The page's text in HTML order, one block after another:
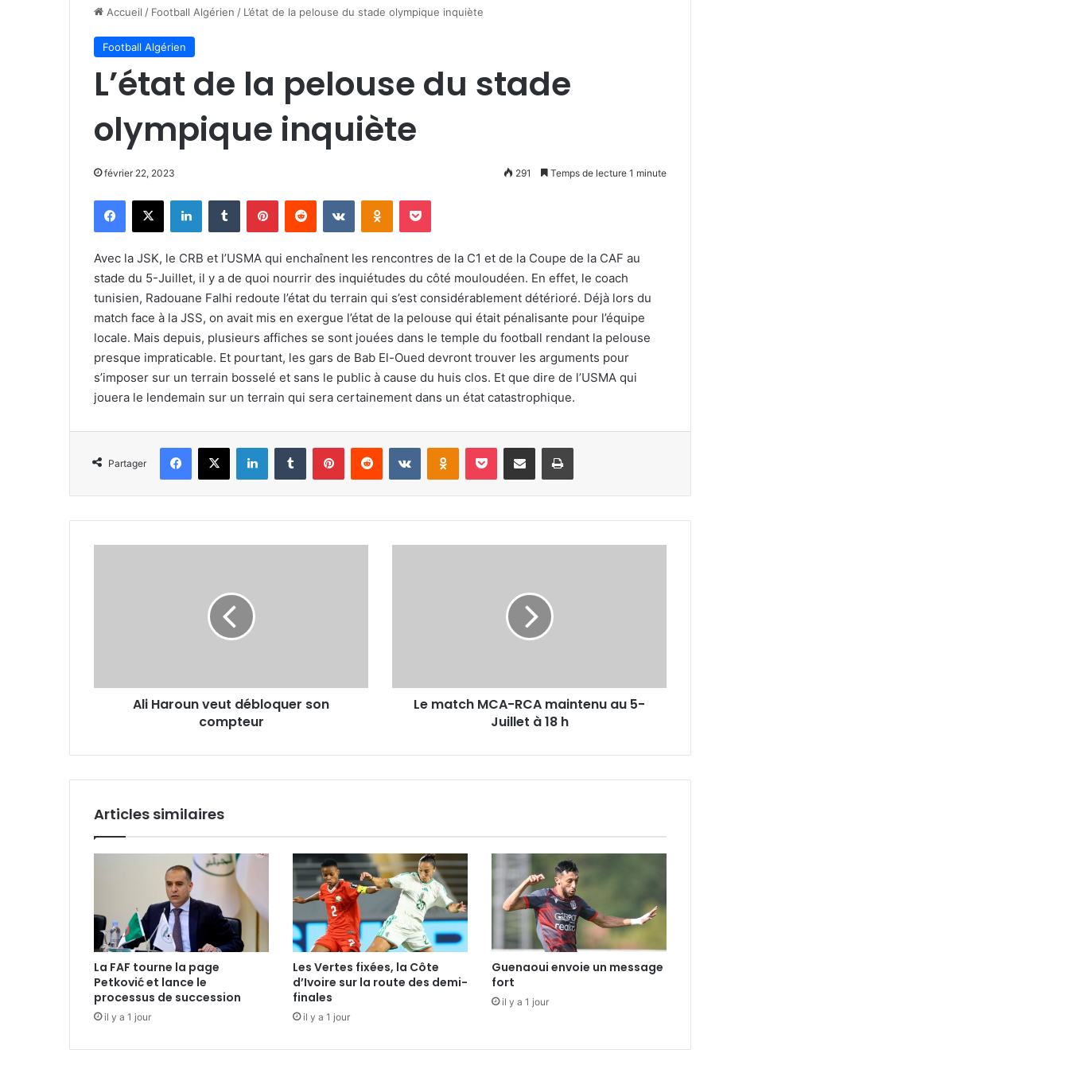
Accueil / Football Algérien / L’état de la pelouse du stade olympique inquiète
Football Algérien
L’état de la pelouse du stade
olympique inquiète
février 22, 2023 291 Temps de lecture 1 minute
Facebook
X LinkedinTumblr PinterestReddit VKontakteOdnoklassniki
Pocket
Avec la JSK, le CRB et l’USMA qui enchaînent les rencontres de la C1 et de la Coupe de la CAF au
stade du 5-Juillet, il y a de quoi nourrir des inquiétudes du côté mouloudéen. En effet, le coach
tunisien, Radouane Falhi redoute l’état du terrain qui s’est considérablement détérioré. Déjà lors du
match face à la JSS, on avait mis en exergue l’état de la pelouse qui était pénalisante pour l’équipe
locale. Mais depuis, plusieurs affiches se sont jouées dans le temple du football rendant la pelouse
presque impraticable. Et pourtant, les gars de Bab El-Oued devront trouver les arguments pour
s’imposer sur un terrain bosselé et sans le public à cause du huis clos. Et que dire de l’USMA qui
jouera le lendemain sur un terrain qui sera certainement dans un état catastrophique.
Partager
Facebook
X LinkedinTumblr PinterestReddit VKontakteOdnoklassniki
Pocket Partager par email Imprimer
Ali Haroun veut débloquer son
compteur
à
Le match MCA-RCA maintenu au 5-
Juillet à 18 h
Articles similaires
La FAF tourne la page
Petković et lance le
processus de succession
il y a 1 jour
Les Vertes fixées, la Côte
d’Ivoire sur la route des demi-
finales
il y a 1 jour
Guenaoui envoie un message
fort
il y a 1 jour